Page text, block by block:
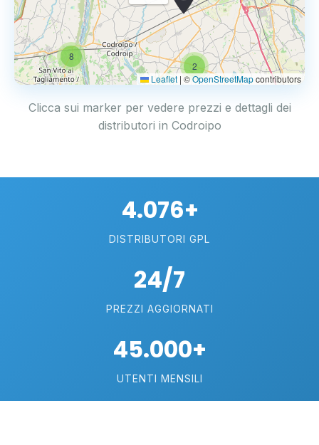
2
8
Leaflet | ©OpenStreetMapcontributors
Clicca sui marker per vedere prezzi e dettagli dei
distributori in Codroipo
4.076+
DISTRIBUTORI GPL
24/7
PREZZI AGGIORNATI
45.000+
UTENTI MENSILI